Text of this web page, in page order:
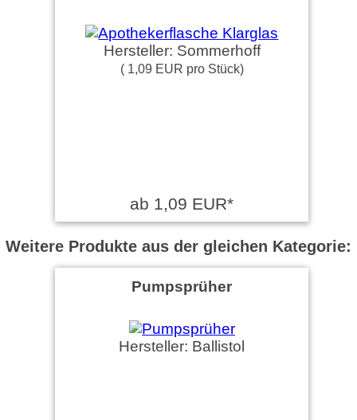
Hersteller: Sommerhoff
( 1,09 EUR pro Stück)
ab 1,09 EUR*
Weitere Produkte aus der gleichen Kategorie:
Pumpsprüher
Hersteller: Ballistol